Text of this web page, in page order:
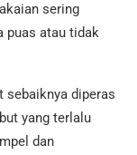
sering
puas atau tidak
sebaiknya diperas
yang terlalu
dan